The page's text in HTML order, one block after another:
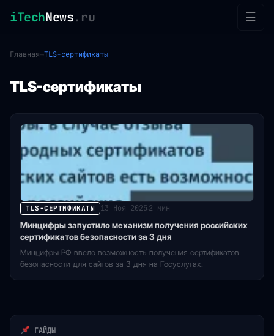
iTechNews.ru ☰
Главная→TLS-сертификаты
TLS-сертификаты
TLS-СЕРТИФИКАТЫ 13 Ноя 2025 2 мин
Минцифры запустило механизм получения российских
сертификатов безопасности за 3 дня
Минцифры РФ ввело возможность получения сертификатов
безопасности для сайтов за 3 дня на Госуслугах.
ГАЙДЫ